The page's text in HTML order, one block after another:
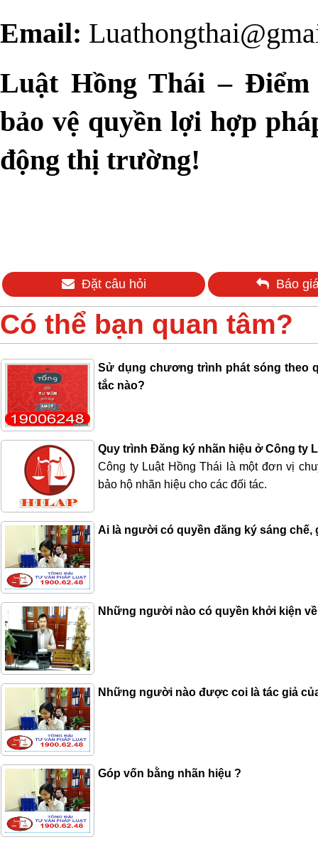
Email:
Luật Hồng Thái –
bảo vệ quyền lợi hợp
động thị trường!
Đặt câu hỏi Báo
Có thể bạn quan tâm?
Sử dụng chương trình phát sóng theo
tắc nào?
Quy trình Đăng ký nhãn hiệu ở Công ty
Công ty Luật Hồng Thái là một đơn vị
bảo hộ nhãn hiệu cho các đối tác.
Ai là người có quyền đăng ký sáng chế,
Những người nào có quyền khởi kiện
Những người nào được coi là tác giả
Góp vốn bằng nhãn hiệu ?